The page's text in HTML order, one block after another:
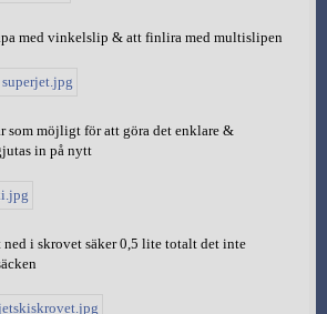
med vinkelslip & att finlira med multislipen
som möjligt för att göra det enklare &
in på nytt
ned i skrovet säker 0,5 lite totalt det inte